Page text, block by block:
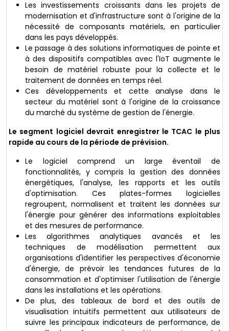
Les investissements croissants dans les projets de
modernisation et d'infrastructure sont à l'origine de la
nécessité de composants matériels, en particulier
dans les pays développés.
Le passage à des solutions informatiques de pointe et
à des dispositifs compatibles avec l'IoT augmente le
besoin de matériel robuste pour la collecte et le
traitement de données en temps réel.
Ces développements et cette analyse dans le
secteur du matériel sont à l'origine de la croissance
du marché du système de gestion de l'énergie.
Le segment logiciel devrait enregistrer le TCAC le plus
rapide au cours de la période de prévision.
Le logiciel comprend un large éventail de
fonctionnalités, y compris la gestion des données
énergétiques, l'analyse, les rapports et les outils
d'optimisation. Ces plates-formes logicielles
regroupent, normalisent et traitent les données sur
l'énergie pour générer des informations exploitables
et des mesures de performance.
Les algorithmes analytiques avancés et les
techniques de modélisation permettent aux
organisations d'identifier les perspectives d'économie
d'énergie, de prévoir les tendances futures de la
consommation et d'optimiser l'utilisation de l'énergie
dans les installations et les opérations.
De plus, des tableaux de bord et des outils de
visualisation intuitifs permettent aux utilisateurs de
suivre les principaux indicateurs de performance, de